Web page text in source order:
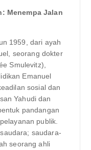
Menempa Jalan
1959, dari ayah
seorang dokter
Smulevitz),
Emanuel
sosial dan
Yahudi dan
pandangan
publik.
saudara-
seorang ahli